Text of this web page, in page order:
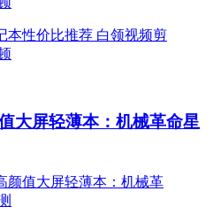
大屏轻薄本：机械革命星